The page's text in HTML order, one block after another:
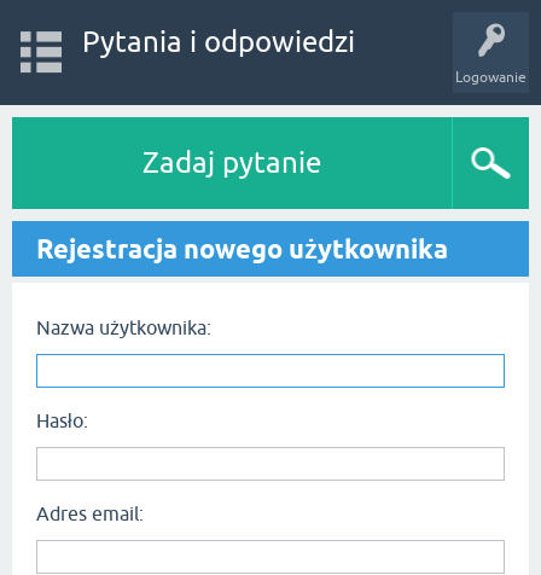
Logowanie
Pytania i odpowiedzi
Zadaj pytanie
Rejestracja nowego użytkownika
Nazwa użytkownika:
Hasło:
Adres email: